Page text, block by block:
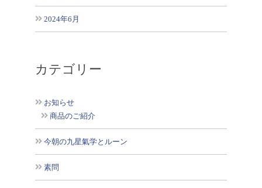
2024年6月
カテゴリー
お知らせ
商品のご紹介
今朝の九星氣学とルーン
素問